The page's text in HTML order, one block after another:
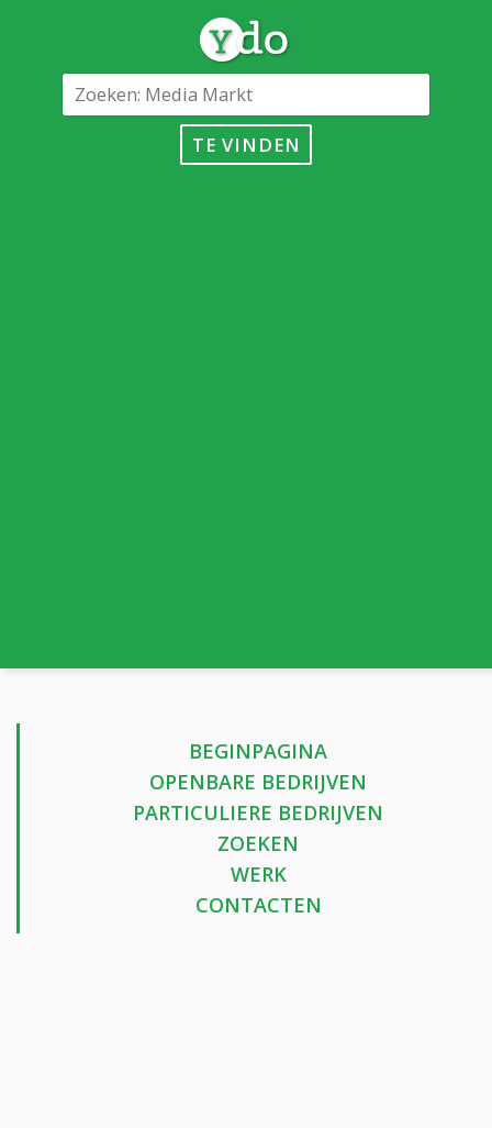
TE VINDEN
BEGINPAGINA
OPENBARE BEDRIJVEN
PARTICULIERE BEDRIJVEN
ZOEKEN
WERK
CONTACTEN